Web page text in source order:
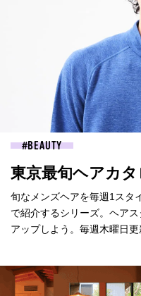
BEAUTY
東京最旬ヘアカ
旬なメンズヘアを毎週1スタ
で紹介するシリーズ。ヘア
アップしよう。毎週木曜日更